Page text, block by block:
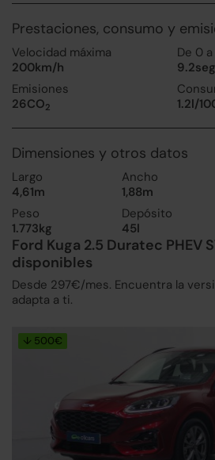
Prestaciones, consumo y
Velocidad máxima
200km/h
De 0
Emisiones
26CO2
1.2l/
Dimensiones y otros datos
Largo
4,61m
Ancho
1,88m
Peso
1.773kg
Depósito
45l
Ford Kuga 2.5 Duratec PHEV
disponibles
Desde 297€/mes. Encuentra la
adapta a ti.
↓ 500€